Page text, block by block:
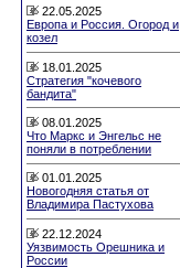
22.05.2025
Европа и Россия. Огород и
козел
18.01.2025
Стратегия "кочевого
бандита"
08.01.2025
Что Маркс и Энгельс не
поняли в потреблении
01.01.2025
Новогодняя статья от
Владимира Пастухова
22.12.2024
Уязвимость Орешника и
России